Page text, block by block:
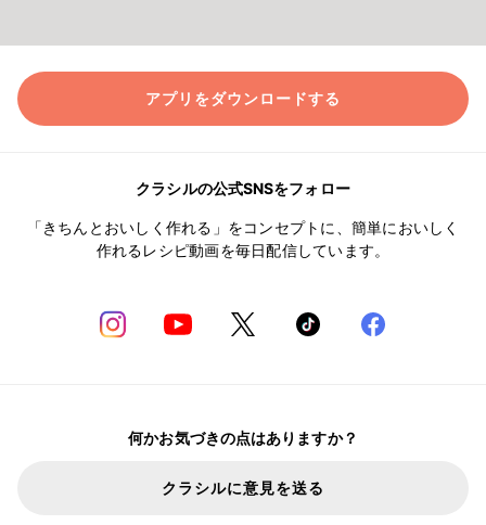
アプリをダウンロードする
クラシルの公式SNSをフォロー
「きちんとおいしく作れる」をコンセプトに、簡単においしく
作れるレシピ動画を毎日配信しています。
何かお気づきの点はありますか？
クラシルに意見を送る